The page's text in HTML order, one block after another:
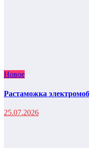
Новое
Растаможка
25.07.2026